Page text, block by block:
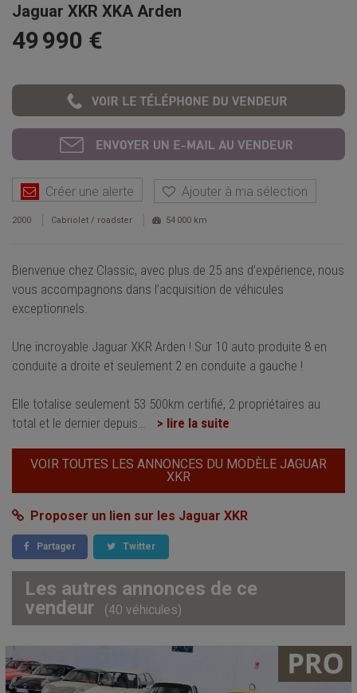
Jaguar XKR XKA Arden
49 990 €
Créer une alerte Ajouter à ma sélection
2000 Cabriolet / roadster 54 000 km
Bienvenue chez Classic, avec plus de 25 ans d’expérience, nous
vous accompagnons dans l’acquisition de véhicules
exceptionnels.
Une incroyable Jaguar XKR Arden ! Sur 10 auto produite 8 en
conduite a droite et seulement 2 en conduite a gauche !
Elle totalise seulement 53 500km certifié, 2 propriétaires au
total et le dernier depuis
> lire la suite
VOIR TOUTES LES ANNONCES DU MODÈLE JAGUAR
XKR
Proposer un lien sur les Jaguar XKR
Partager Twitter
Les autres annonces de ce
vendeur
(40 véhicules)